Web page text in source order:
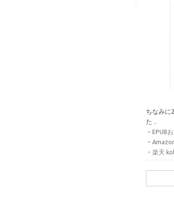
ちなみに
た．
・EPUB
・
・楽天
索: